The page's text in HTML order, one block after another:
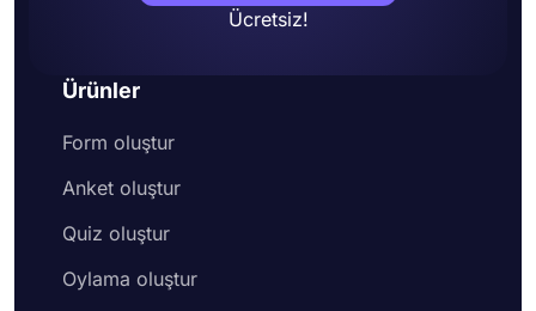
Ücretsiz!
Ürünler
Form oluştur
Anket oluştur
Quiz oluştur
Oylama oluştur